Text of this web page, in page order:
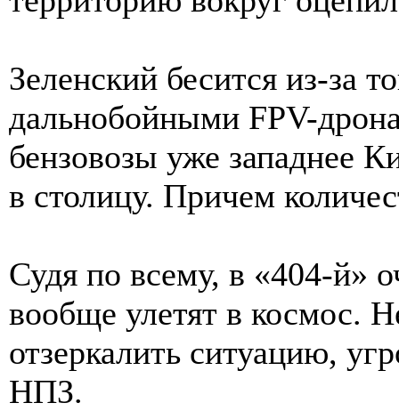
Зеленский бесится из-за
дальнобойными FPV-
бензовозы уже западнее
в столицу. Причем
Судя по всему, в «404-й»
вообще улетят в космос.
отзеркалить ситуацию,
НПЗ.